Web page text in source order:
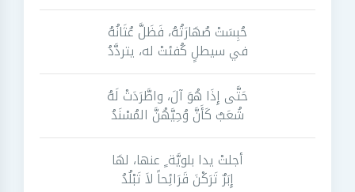
حُبِسَتْ صُهَارَتُهُ، فَظَلَّ عُثَانُهُ
في سيطلٍ كُفئتْ له، يتردَّدُ
حَتَّى إِذَا هُوَ آلَ، واطَّرَدَتْ لَهُ
شُعَبٌ كَأَنَّ وُحِيَّهُنَّ المُسْنَدُ
أجلتْ يدا بلويَّة ٍ عنها، لهَا
إِبَرٌ تَرَكْنَ قَرَائِحاً لاَ تَبْلُدُ